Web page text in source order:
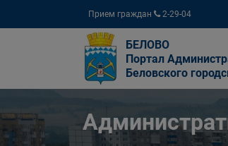
Прием граждан 2-29-04
БЕЛОВО
Портал
Беловского